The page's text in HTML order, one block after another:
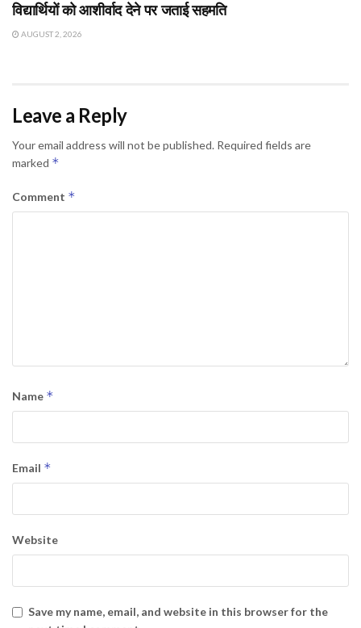
विद्यार्थियों को आशीर्वाद देने पर जताई सहमति
AUGUST 2, 2026
Leave a Reply
Your email address will not be published. Required fields are
marked *
Comment *
Name *
Email *
Website
Save my name, email, and website in this browser for the